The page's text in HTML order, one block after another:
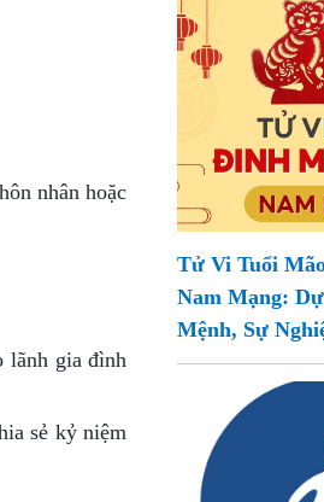
nhân hoặc
lãnh gia đình
sẻ kỷ niệm
Tử Vi Tuổi
Nam Mạng:
Mệnh, Sự